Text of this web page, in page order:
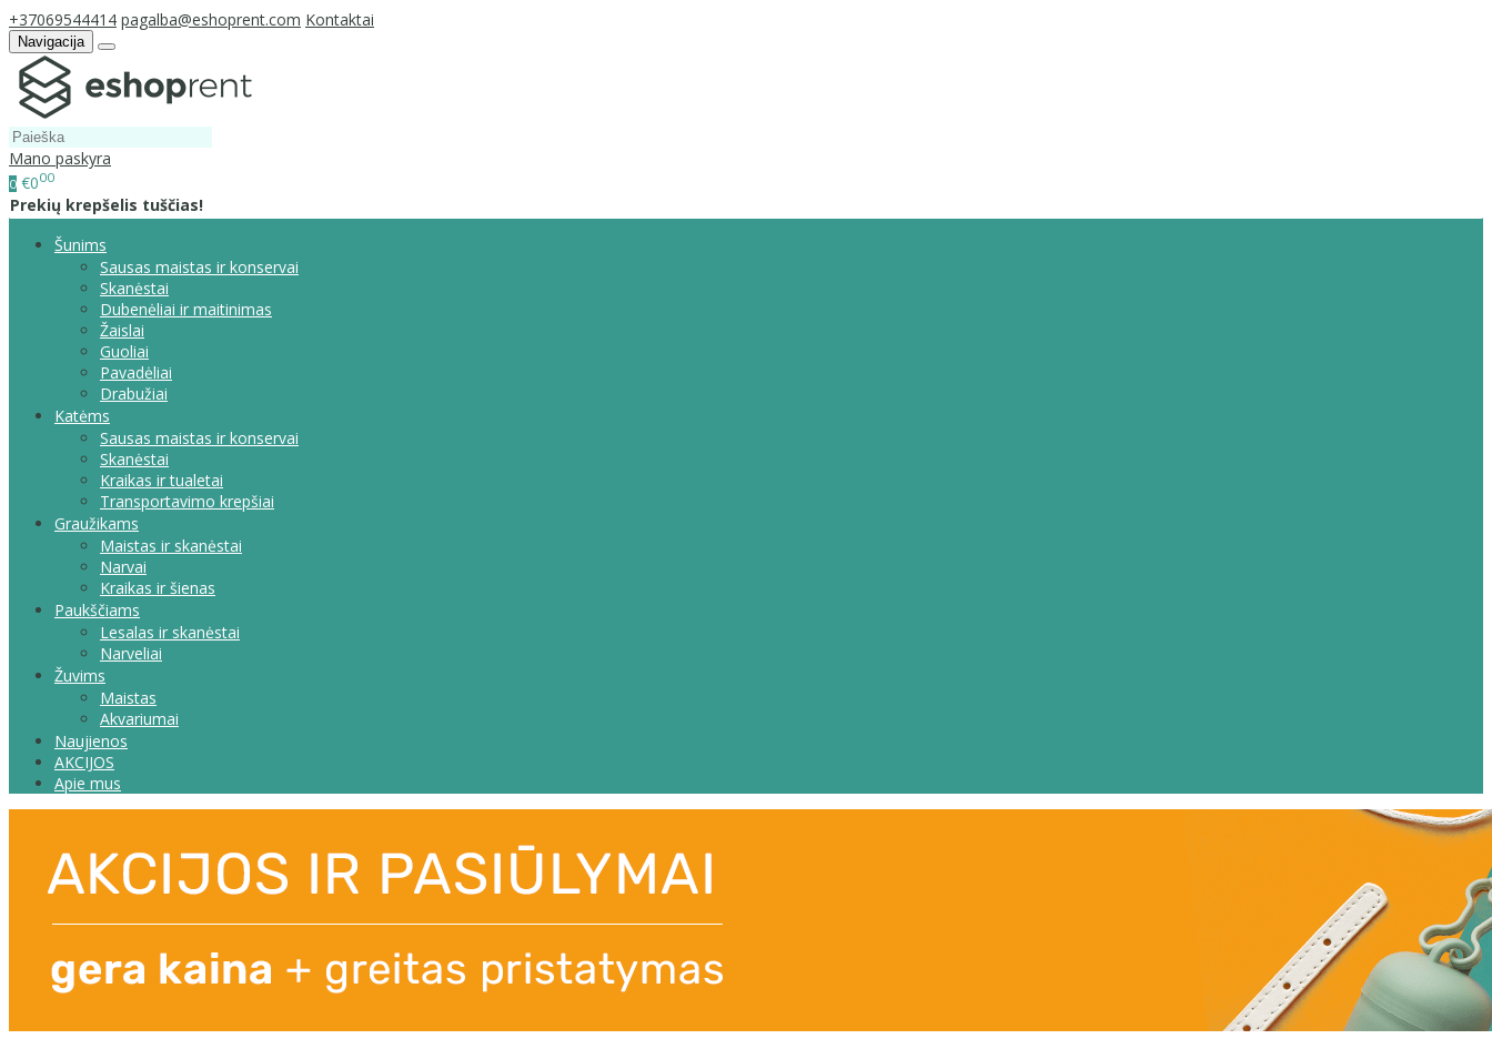
+37069544414 pagalba@eshoprent.com Kontaktai
Navigacija
Mano paskyra
0 €000
Prekių krepšelis tuščias!
Šunims
Sausas maistas ir konservai
Skanėstai
Dubenėliai ir maitinimas
Žaislai
Guoliai
Pavadėliai
Drabužiai
Katėms
Sausas maistas ir konservai
Skanėstai
Kraikas ir tualetai
Transportavimo krepšiai
Graužikams
Maistas ir skanėstai
Narvai
Kraikas ir šienas
Paukščiams
Lesalas ir skanėstai
Narveliai
Žuvims
Maistas
Akvariumai
Naujienos
AKCIJOS
Apie mus